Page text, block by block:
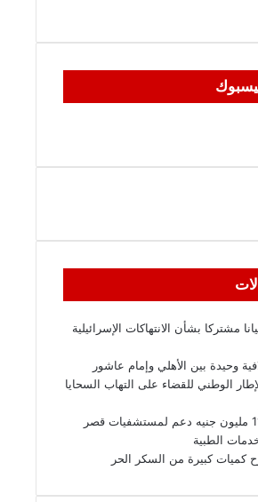
مشتركا بشأن الانتهاكات الإسرائيلية
وحيدة بين الأهلي وإمام عاشور
الوطني للقضاء على التهاب السحايا
جامعة القاهرة: 11 مليون جنيه دعم لمستشفيات قصر
الطبية
كميات كبيرة من السكر الحر